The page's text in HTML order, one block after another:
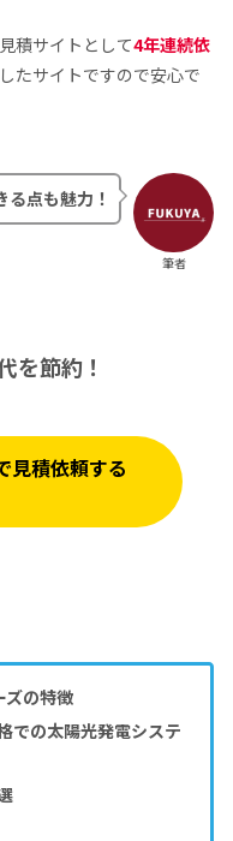
積サイトとして4年連続依
たサイトですので安心で
筆者
点も魅力！
を節約！
見積依頼する
ズの特徴
での太陽光発電システ